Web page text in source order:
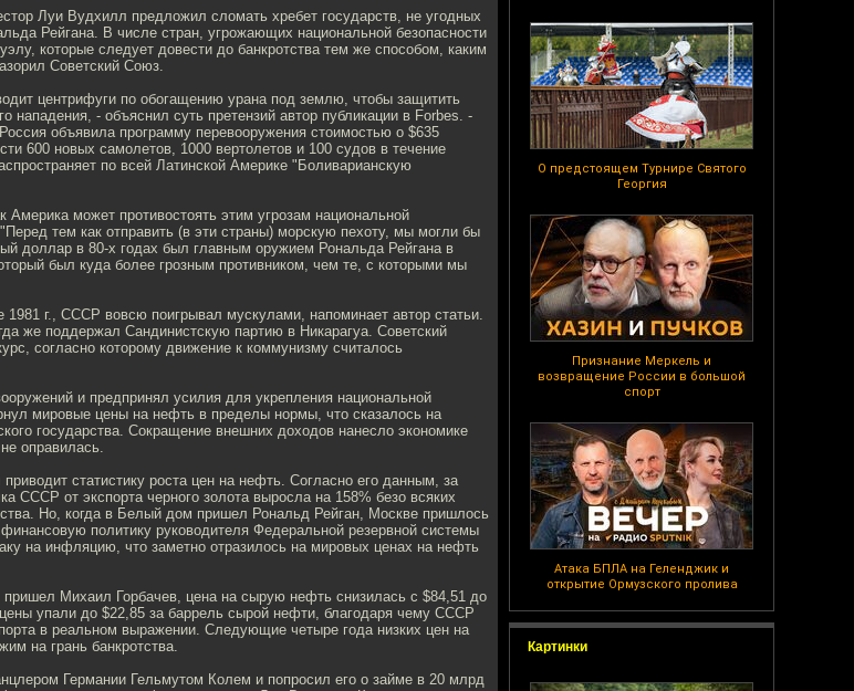
О предстоящем Турнире Святого
Георгия
Признание Меркель и
возвращение России в большой
спорт
Атака БПЛА на Геленджик и
открытие Ормузского пролива
Картинки
Луи Вудхилл предложил сломать хребет государств, не угодных
Рейгана. В числе стран, угрожающих национальной безопасности
которые следует довести до банкротства тем же способом, каким
Советский Союз.
центрифуги по обогащению урана под землю, чтобы защитить
нападения, - объяснил суть претензий автор публикации в Forbes. -
объявила программу перевооружения стоимостью о $635
600 новых самолетов, 1000 вертолетов и 100 судов в течение
по всей Латинской Америке "Боливарианскую
может противостоять этим угрозам национальной
тем как отправить (в эти страны) морскую пехоту, мы могли бы
доллар в 80-х годах был главным оружием Рональда Рейгана в
был куда более грозным противником, чем те, с которыми мы
1981 г., СССР вовсю поигрывал мускулами, напоминает автор статьи.
же поддержал Сандинистскую партию в Никарагуа. Советский
согласно которому движение к коммунизму считалось
и предпринял усилия для укрепления национальной
мировые цены на нефть в пределы нормы, что сказалось на
государства. Сокращение внешних доходов нанесло экономике
оправилась.
статистику роста цен на нефть. Согласно его данным, за
СССР от экспорта черного золота выросла на 158% безо всяких
Но, когда в Белый дом пришел Рональд Рейган, Москве пришлось
политику руководителя Федеральной резервной системы
на инфляцию, что заметно отразилось на мировых ценах на нефть
пришел Михаил Горбачев, цена на сырую нефть снизилась с $84,51 до
упали до $22,85 за баррель сырой нефти, благодаря чему СССР
в реальном выражении. Следующие четыре года низких цен на
на грань банкротства.
Германии Гельмутом Колем и попросил его о займе в 20 млрд